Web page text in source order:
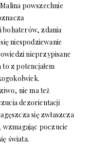
powszechnie
bohaterów, zdania
niespodziewanie
nieprzypisane
z potencjałem
nie ma też
dezorientacji
się zwłaszcza
poczucie
świata.